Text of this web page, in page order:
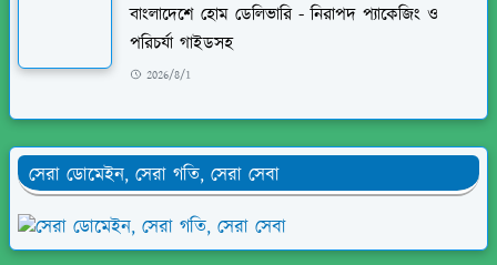
বাংলাদেশে হোম ডেলিভারি - নিরাপদ প্যাকেজিং ও
পরিচর্যা গাইডসহ
2026/8/1
সেরা ডোমেইন, সেরা গতি, সেরা সেবা